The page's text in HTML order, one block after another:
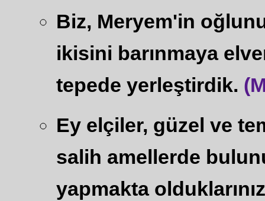
Biz, Meryem'in
ikisini barınmaya
tepede yerleştirdik.
Ey elçiler, güzel ve
salih amellerde
yapmakta